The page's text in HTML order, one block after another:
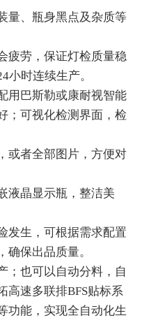
量、瓶身黑点及杂质等
疲劳，保证灯检质量稳
小时连续生产。
用巴斯勒或康耐视智能
；可视化检测界面，检
或者全部图片，方便对
液晶显示瓶，整洁美
发生，可根据需求配置
确保出品质量。
；也可以自动分料，自
高速多联排BFS贴标系
功能，实现全自动化生